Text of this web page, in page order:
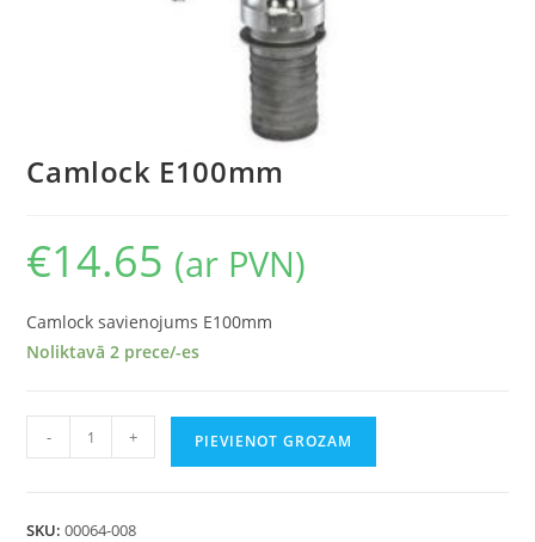
Camlock E100mm
€14.65 (ar PVN)
Camlock savienojums E100mm
Noliktavā 2 prece/-es
- + PIEVIENOT GROZAM
SKU:00064-008